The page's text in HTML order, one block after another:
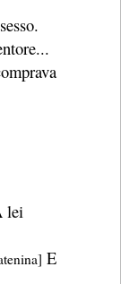
lei
E